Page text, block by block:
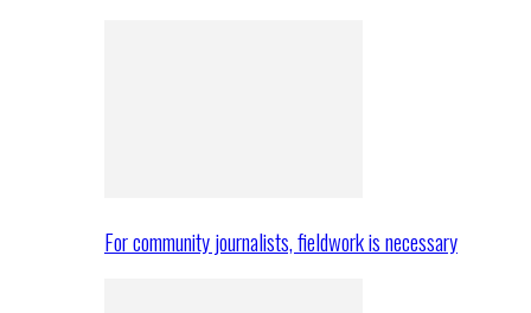
For community journalists, fieldwork is necessary